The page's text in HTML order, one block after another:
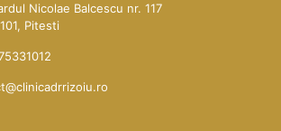
Nicolae Balcescu nr. 117
Pitesti